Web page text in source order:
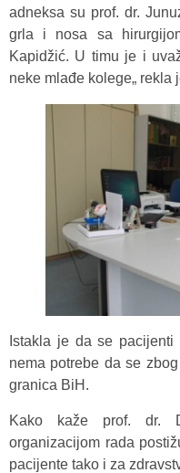
adneksa su prof. dr.
grla i nosa sa
Kapidžić. U timu je i
neke mlađe kolege„ rekla
Istakla je da se
nema potrebe da se
granica BiH.
Kako kaže prof. dr.
organizacijom rada
pacijente tako i za